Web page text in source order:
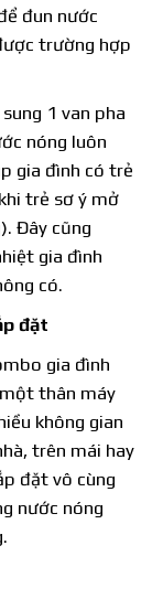
đun nước
trường hợp
1 van pha
nóng luôn
gia đình có trẻ
trẻ sơ ý mở
Đây cũng
gia đình
có.
đặt
gia đình
thân máy
không gian
trên mái hay
đặt vô cùng
nước nóng